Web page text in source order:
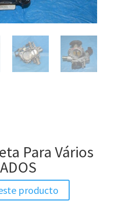
Para Vários
producto